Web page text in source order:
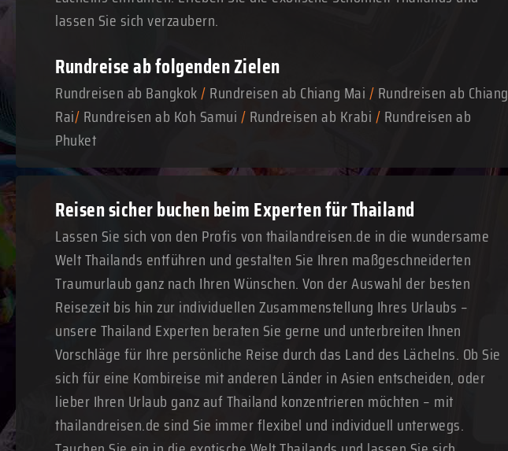
lassen Sie sich verzaubern.
Rundreise ab folgenden Zielen
Rundreisen ab Bangkok/Rundreisen ab Chiang Mai/Rundreisen ab Chiang
Rai/Rundreisen ab Koh Samui/Rundreisen ab Krabi/Rundreisen ab
Phuket
Reisen sicher buchen beim Experten für Thailand
Lassen Sie sich von den Profis von thailandreisen.de in die wundersame
Welt Thailands entführen und gestalten Sie Ihren maßgeschneiderten
Traumurlaub ganz nach Ihren Wünschen. Von der Auswahl der besten
Reisezeit bis hin zur individuellen Zusammenstellung Ihres Urlaubs –
unsere Thailand Experten beraten Sie gerne und unterbreiten Ihnen
Vorschläge für Ihre persönliche Reise durch das Land des Lächelns. Ob Sie
sich für eine Kombireise mit anderen Länder in Asien entscheiden, oder
lieber Ihren Urlaub ganz auf Thailand konzentrieren möchten – mit
thailandreisen.de sind Sie immer flexibel und individuell unterwegs.